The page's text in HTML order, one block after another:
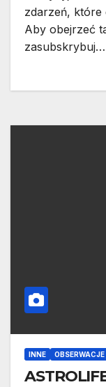
zdarzeń, które
Aby obejrzeć
zasubskrybuj…
INNE OBSERWACJE